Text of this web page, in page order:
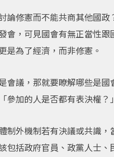
論修憲而不能共商其他國政
會，可見國會有無正當性
是為了經濟，而非修憲。
會議，那就要瞭解哪些是
加的人是否都有表決權？」
制外機制若有決議或共識
包括政府官員、政黨人士